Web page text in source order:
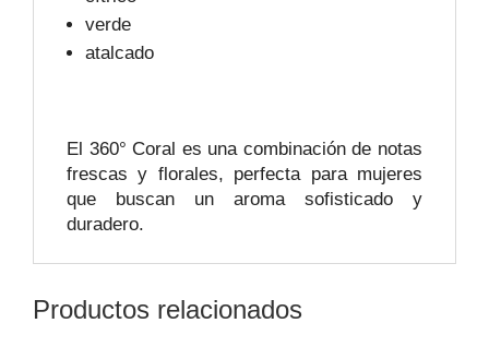
verde
atalcado
El 360° Coral es una combinación de notas
frescas y florales, perfecta para mujeres
que buscan un aroma sofisticado y
duradero.
Productos relacionados